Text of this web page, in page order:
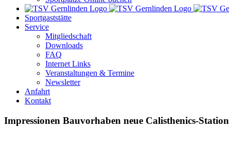
Sportgaststätte
Service
Mitgliedschaft
Downloads
FAQ
Internet Links
Veranstaltungen & Termine
Newsletter
Anfahrt
Kontakt
Impressionen Bauvorhaben neue Calisthenics-Station